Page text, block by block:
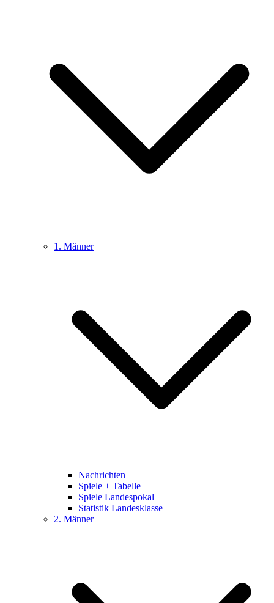
1. Männer
Nachrichten
Spiele + Tabelle
Spiele Landespokal
Statistik Landesklasse
2. Männer